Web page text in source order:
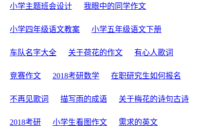
小学主题班会设计 我眼中的同学作文
小学四年级语文教案 小学五年级语文下册
车队名字大全 关于荷花的作文 有心人歌词
竞赛作文 2018考研数学 在职研究生如何报名
不再见歌词 描写雨的成语 关于梅花的诗句古诗
2018考研 小学生看图作文 需求的英文